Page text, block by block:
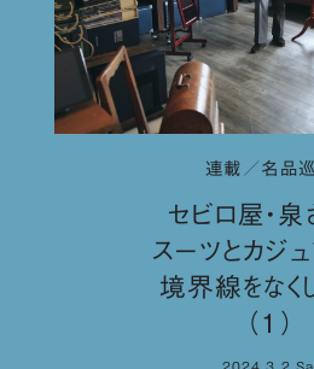
連載／名品巡
セビロ屋・泉
スーツとカジ
境界線をなく
（１）